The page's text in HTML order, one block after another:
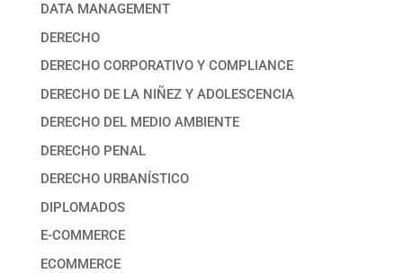
DATA MANAGEMENT
DERECHO
DERECHO CORPORATIVO Y COMPLIANCE
DERECHO DE LA NIÑEZ Y ADOLESCENCIA
DERECHO DEL MEDIO AMBIENTE
DERECHO PENAL
DERECHO URBANÍSTICO
DIPLOMADOS
E-COMMERCE
ECOMMERCE